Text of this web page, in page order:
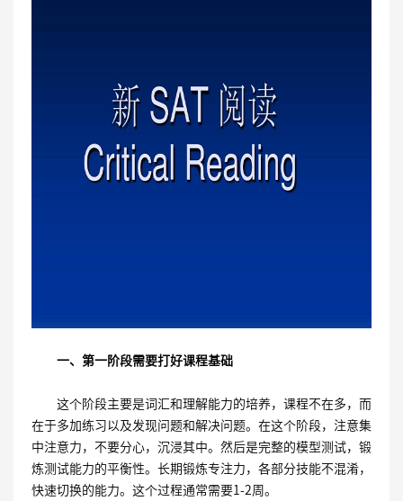
一、第一阶段需要打好课程基础
这个阶段主要是词汇和理解能力的培养，课程不在多，而
在于多加练习以及发现问题和解决问题。在这个阶段，注意集
中注意力，不要分心，沉浸其中。然后是完整的模型测试，锻
炼测试能力的平衡性。长期锻炼专注力，各部分技能不混淆，
快速切换的能力。这个过程通常需要1-2周。